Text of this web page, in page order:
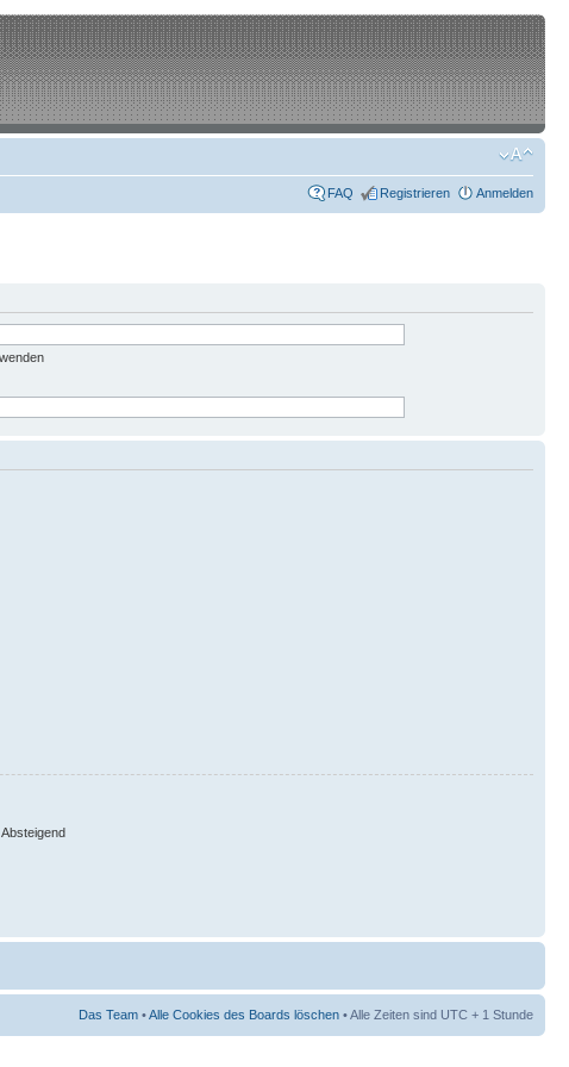
FAQ Registrieren Anmelden
Absteigend
Das Team •Alle Cookies des Boards löschen • Alle Zeiten sind UTC + 1 Stunde